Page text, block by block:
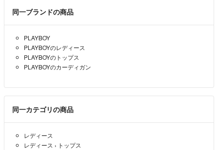
同一ブランドの商品
PLAYBOY
PLAYBOYのレディース
PLAYBOYのトップス
PLAYBOYのカーディガン
同一カテゴリの商品
レディース
レディース › トップス